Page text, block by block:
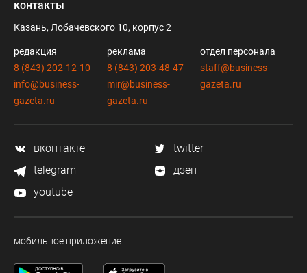
контакты
Казань, Лобачевского 10, корпус 2
редакция
8 (843) 202-12-10
info@business-
gazeta.ru
реклама
8 (843) 203-48-47
mir@business-
gazeta.ru
отдел персонала
staff@business-
gazeta.ru
вконтакте
twitter
telegram
дзен
youtube
мобильное приложение